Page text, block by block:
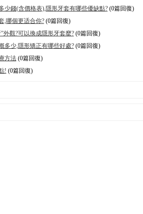
少錢(含價格表),隱形牙套有哪些優缺點?(0篇回復)
,哪個更适合你?(0篇回復)
外觀?可以換成隱形牙套麼?(0篇回復)
多少,隱形矯正有哪些好處?(0篇回復)
方法(0篇回復)
! (0篇回復)